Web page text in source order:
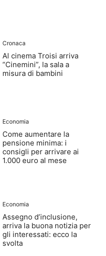
Cronaca
Al cinema Troisi arriva
“Cinemini”, la sala a
misura di bambini
Economia
Come aumentare la
pensione minima: i
consigli per arrivare ai
1.000 euro al mese
Economia
Assegno d’inclusione,
arriva la buona notizia per
gli interessati: ecco la
svolta